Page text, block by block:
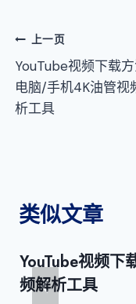
文
章
导
上一页
YouTube视频下载
电脑/手机4K油管视
析工具
类似文章
YouTube视频
频解析工具